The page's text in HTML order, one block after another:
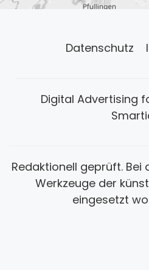
Datenschutz
Digital Advertising
Redaktionell geprüft. Bei
Werkzeuge der
eingesetzt